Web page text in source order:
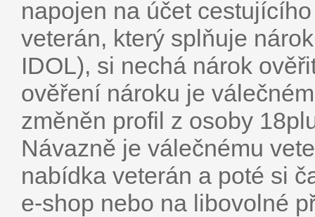
napojen na účet
veterán, který splňuje
IDOL), si nechá nárok
ověření nároku je
změněn profil z osoby
Návazně je válečnému
nabídka veterán a poté si
e-shop nebo na libovolné